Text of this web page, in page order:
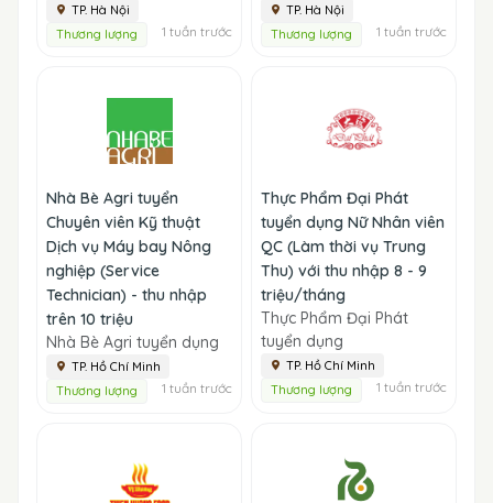
TP. Hà Nội
Thương lượng
1 tuần trước
TP. Hà Nội
Thương lượng
1 tuần trước
Nhà Bè Agri tuyển
Chuyên viên Kỹ thuật
Dịch vụ Máy bay Nông
nghiệp (Service
Technician) - thu nhập
trên 10 triệu
Nhà Bè Agri tuyển dụng
TP. Hồ Chí Minh
Thương lượng
1 tuần trước
Thực Phẩm Đại Phát
tuyển dụng Nữ Nhân viên
QC (Làm thời vụ Trung
Thu) với thu nhập 8 - 9
triệu/tháng
Thực Phẩm Đại Phát
tuyển dụng
TP. Hồ Chí Minh
Thương lượng
1 tuần trước